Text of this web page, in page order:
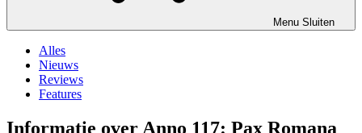
Menu Sluiten
Alles
Nieuws
Reviews
Features
Informatie over Anno 117: Pax Romana